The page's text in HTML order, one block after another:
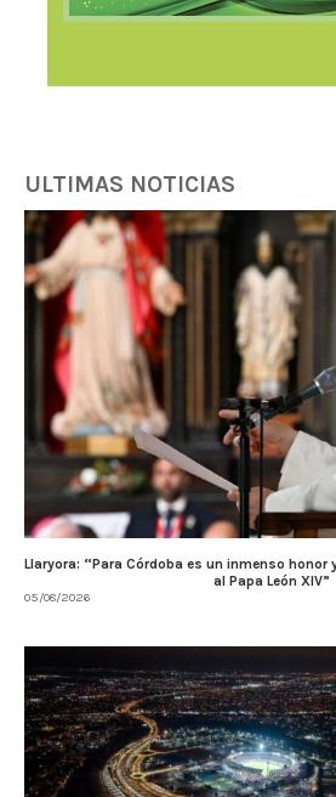
ULTIMAS NOTICIAS
Llaryora: “Para Córdoba es un inmenso
al Papa León XIV”
05/08/2026